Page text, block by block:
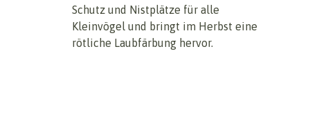
Schutz und Nistplätze für alle
Kleinvögel und bringt im Herbst eine
rötliche Laubfärbung hervor.